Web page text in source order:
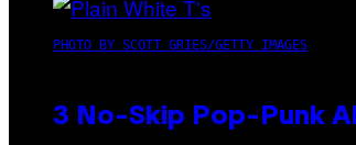
PHOTO BY SCOTT GRIES/GETTY IMAGES
3 No-Skip Pop-Punk